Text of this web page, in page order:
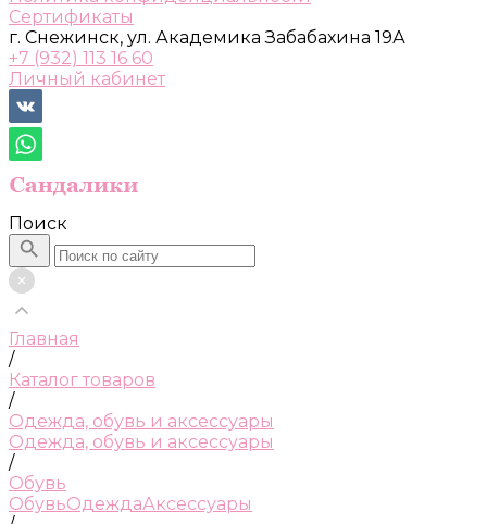
Сертификаты
г. Снежинск, ул. Академика Забабахина 19А
+7 (932) 113 16 60
Личный кабинет
Поиск
Главная
/
Каталог товаров
/
Одежда, обувь и аксессуары
Одежда, обувь и аксессуары
/
Обувь
ОбувьОдеждаАксессуары